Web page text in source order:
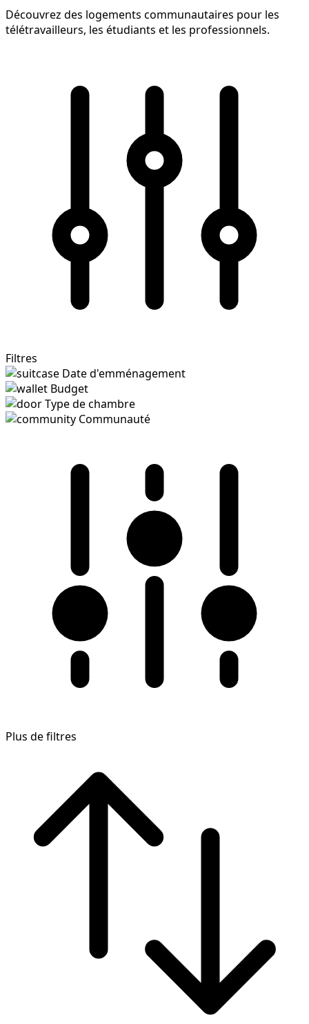
Découvrez des logements communautaires pour les
télétravailleurs, les étudiants et les professionnels.
Filtres
Date d'emménagement
Budget
Type de chambre
Communauté
Plus de filtres